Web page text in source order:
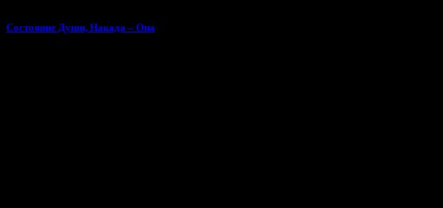
Состояние Души, Накада – Она